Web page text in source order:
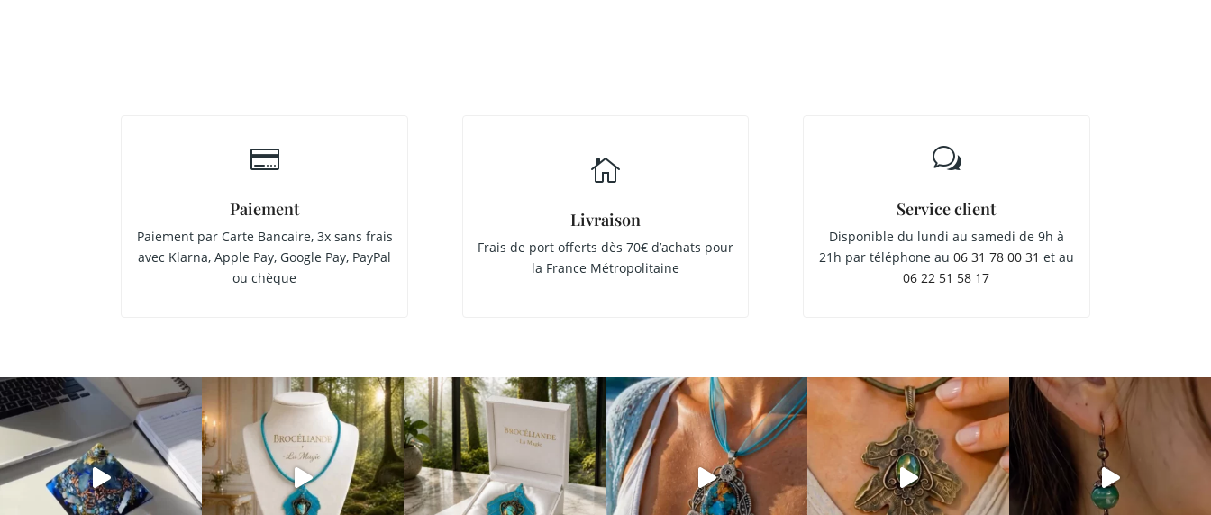

Paiement
Paiement par Carte Bancaire, 3x sans frais
avec Klarna, Apple Pay, Google Pay, PayPal
ou chèque

Livraison
Frais de port offerts dès 70€ d’achats pour
la France Métropolitaine
w
Service client
Disponible du lundi au samedi de 9h à
21h par téléphone au 06 31 78 00 31 et au
06 22 51 58 17